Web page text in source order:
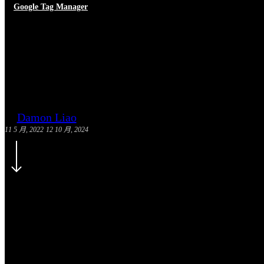
Google Tag Manager
Damon Liao
11 5 月, 2022 12 10 月, 2024